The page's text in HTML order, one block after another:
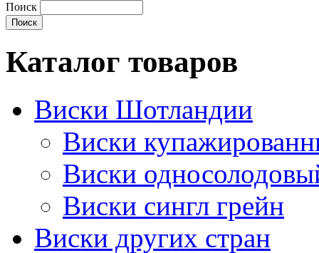
Поиск
Каталог товаров
Виски Шотландии
Виски
Виски
Виски сингл грейн
Виски других стран